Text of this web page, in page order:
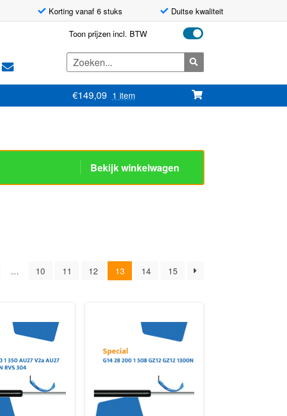
Korting vanaf 6 stuks Duitse kwaliteit
Toon prijzen incl. BTW
Zoeken
naar:
€149,09 1 item
Bekijk winkelwagen
… 10 11 12 13 14 15